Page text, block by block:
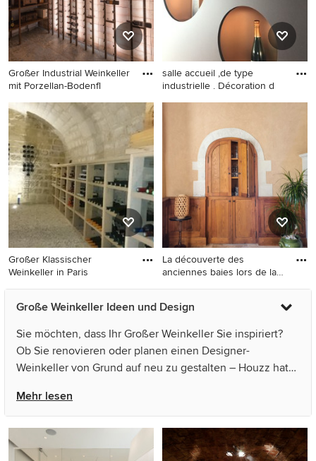
Großer Industrial Weinkeller
mit Porzellan-Bodenfl
Großer Industrial Weinkeller
mit Porzellan-Bodenfliesen in
Sonstige
salle accueil ,de type
industrielle . Décoration d
Großer Industrial Weinkeller
Großer Klassischer
Weinkeller in Paris
Großer Klassischer
Weinkeller in Paris
La découverte des
anciennes baies lors de la
Großer Landhausstil
Weinkeller in Paris
Große Weinkeller Ideen und Design
Sie möchten, dass Ihr Großer Weinkeller Sie inspiriert?
Ob Sie renovieren oder planen einen Designer-
Weinkeller von Grund auf neu zu gestalten – Houzz hat
Architekten dieses Landes, unter anderem von Silvia
Mallafré, Bioarquitectura e Interiorismo und Rabe
Innenausbau. Sehen Sie sich Fotos in vielen
verschiedenen Farben und Stilen an – wenn Sie ein
Mehr lesen